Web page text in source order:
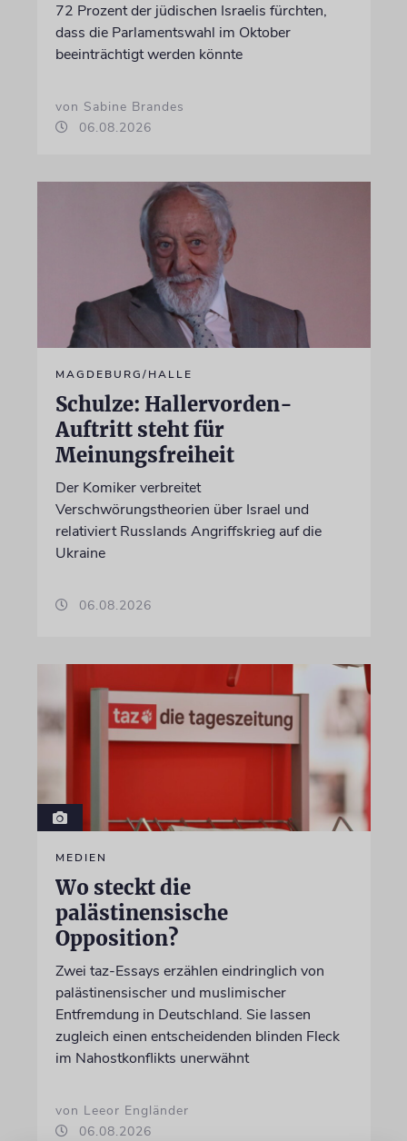
72 Prozent der jüdischen Israelis fürchten,
dass die Parlamentswahl im Oktober
beeinträchtigt werden könnte
von Sabine Brandes
06.08.2026
MAGDEBURG/HALLE
Schulze: Hallervorden-
Auftritt steht für
Meinungsfreiheit
Der Komiker verbreitet
Verschwörungstheorien über Israel und
relativiert Russlands Angriffskrieg auf die
Ukraine
06.08.2026
MEDIEN
Wo steckt die
palästinensische
Opposition?
Zwei taz-Essays erzählen eindringlich von
palästinensischer und muslimischer
Entfremdung in Deutschland. Sie lassen
zugleich einen entscheidenden blinden Fleck
im Nahostkonflikts unerwähnt
von Leeor Engländer
06.08.2026